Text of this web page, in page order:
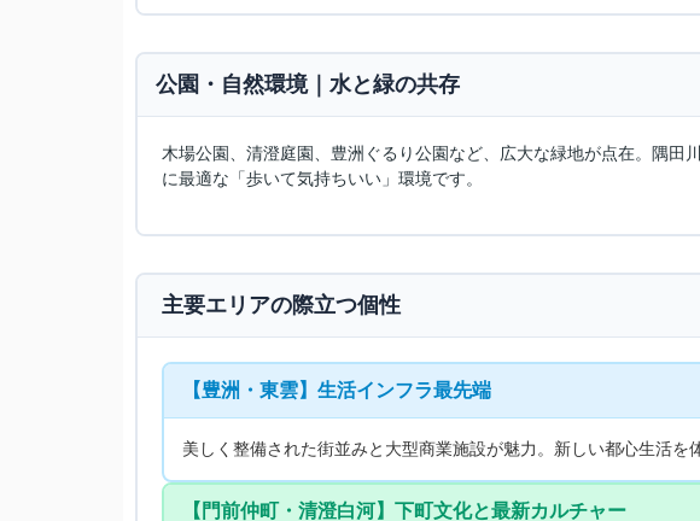
公園・自然環境｜水と緑の共存
木場公園、清澄庭園、豊洲ぐるり公園など、広大な緑地が点在。隅田
に最適な「歩いて気持ちいい」環境です。
️ 主要エリアの際立つ個性
【豊洲・東雲】生活インフラ最先端
美しく整備された街並みと大型商業施設が魅力。新しい都心生活を
【門前仲町・清澄白河】下町文化と最新カルチャー